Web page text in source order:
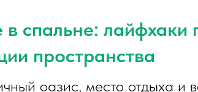
спальне: лайфхаки
пространства
оазис, место отдыха и